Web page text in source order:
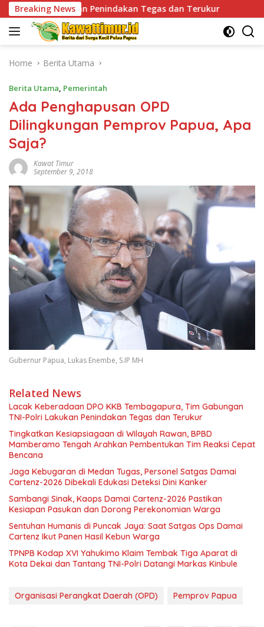
Skip
to
content
Breaking News
Penindakan Tegas dan Terukur Tingkatkan
Home Berita Utama
Berita Utama, Pemerintah
Ada Penghapusan OPD
Dilingkungan Pemprov Papua, Apa
Saja?
Kawat Timur
September 9, 2018
Gubernur Papua, Lukas Enembe, S.IP MH
Related News
Lacak Keberadaan DPO KKB Tembagapura, Tim Gabungan
TNI-Polri Lakukan Penindakan Tegas dan Terukur
Tingkatkan Kesiapsiagaan di Wilayah Rawan, BPBD
Mamberamo Tengah Arahkan Pembentukan Tim Reaksi Cepat
Bencana
Jaga Kebugaran di Medan Tugas, Personel Satgas Damai
Cartenz-2026 Dibekali Edukasi Deteksi Dini Kanker
Sambangi Sinak, Kaops Damai Cartenz-2026 Pastikan
Kesiapan Pasukan dan Dorong Perekonomian Warga
Sentuhan Humanis di Puncak Jaya: Saat Satgas Ops Damai
Cartenz Ikut Panen Hasil Kebun Warga
TPNPB Kodap XVI Yahukimo Klaim Tembak Tiga Aparat di
Kota Dekai dan Tantang TNI-Polri Datangi Markas Kinbule
Organisasi Perangkat Daerah (OPD) Pemprov Papua